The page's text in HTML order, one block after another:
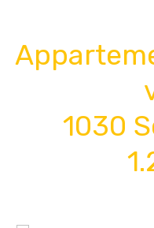
1030